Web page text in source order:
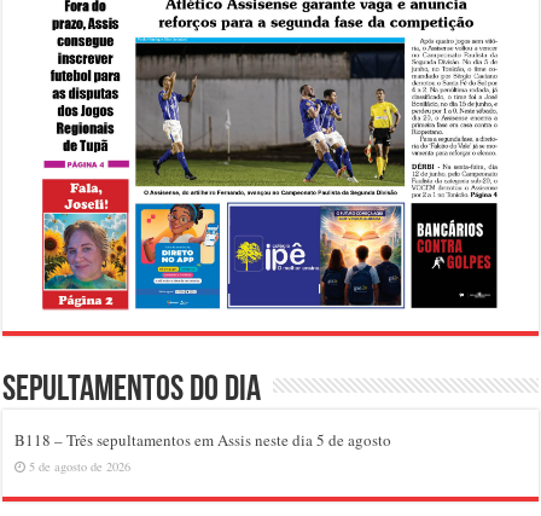
Sepultamentos do dia
B118 – Três sepultamentos em Assis neste dia 5 de agosto
5 de agosto de 2026